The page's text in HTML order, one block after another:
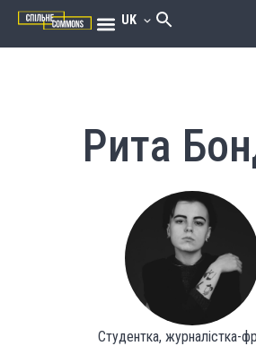
UK
Рита
Студентка, журналістка-